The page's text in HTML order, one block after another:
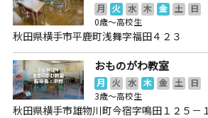
月 火 水 木 金 土
日
0歳～高校生
秋田県横手市平鹿町浅舞字福田４２３
おものがわ教室
月 火 水 木 金 土
日
3歳～高校生
秋田県横手市雄物川町今宿字鳴田１２５－１